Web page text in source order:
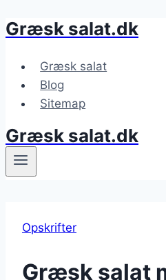
Fortsæt
indhold
Græsk salat.dk
Græsk salat
Blog
Sitemap
Græsk salat.dk
Opskrifter
Græsk salat